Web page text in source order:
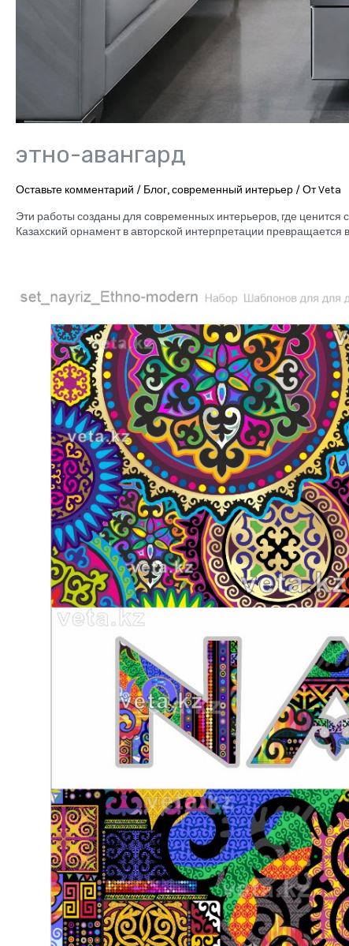
этно-авангард
Оставьте комментарий / Блог,современный интерьер / ОтVeta
Эти работы созданы для современных интерьеров, где ценится
Казахский орнамент в авторской интерпретации